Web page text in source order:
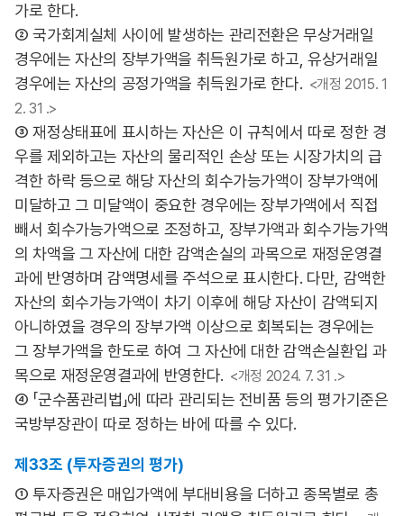
가로 한다.
② 국가회계실체 사이에 발생하는 관리전환은 무상거래일
경우에는 자산의 장부가액을 취득원가로 하고, 유상거래일
경우에는 자산의 공정가액을 취득원가로 한다. <개정 2015. 1
2. 31 .>
③ 재정상태표에 표시하는 자산은 이 규칙에서 따로 정한 경
우를 제외하고는 자산의 물리적인 손상 또는 시장가치의 급
격한 하락 등으로 해당 자산의 회수가능가액이 장부가액에
미달하고 그 미달액이 중요한 경우에는 장부가액에서 직접
빼서 회수가능가액으로 조정하고, 장부가액과 회수가능가액
의 차액을 그 자산에 대한 감액손실의 과목으로 재정운영결
과에 반영하며 감액명세를 주석으로 표시한다. 다만, 감액한
자산의 회수가능가액이 차기 이후에 해당 자산이 감액되지
아니하였을 경우의 장부가액 이상으로 회복되는 경우에는
그 장부가액을 한도로 하여 그 자산에 대한 감액손실환입 과
목으로 재정운영결과에 반영한다. <개정 2024. 7. 31 .>
④ 「군수품관리법」에 따라 관리되는 전비품 등의 평가기준은
국방부장관이 따로 정하는 바에 따를 수 있다.
제33조 (투자증권의 평가)
① 투자증권은 매입가액에 부대비용을 더하고 종목별로 총